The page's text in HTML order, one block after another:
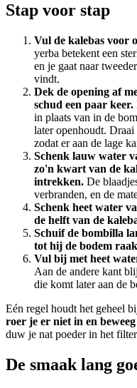
Stap voor stap
Vul de kalebas voor
yerba betekent een
en je gaat naar
vindt.
Dek de opening af
schud een paar keer.
in plaats van in de
later openhoudt.
zodat er aan de lage
Schenk lauw water
zo'n kwart van de
intrekken. De
verbranden, en de
Schenk heet water
de helft van de
Schuif de bombilla
tot hij de bodem
Vul bij met heet
Aan de andere kant
die komt later aan de
Eén regel houdt het geheel
roer je er niet in en
duw je nat poeder in het
De smaak lang